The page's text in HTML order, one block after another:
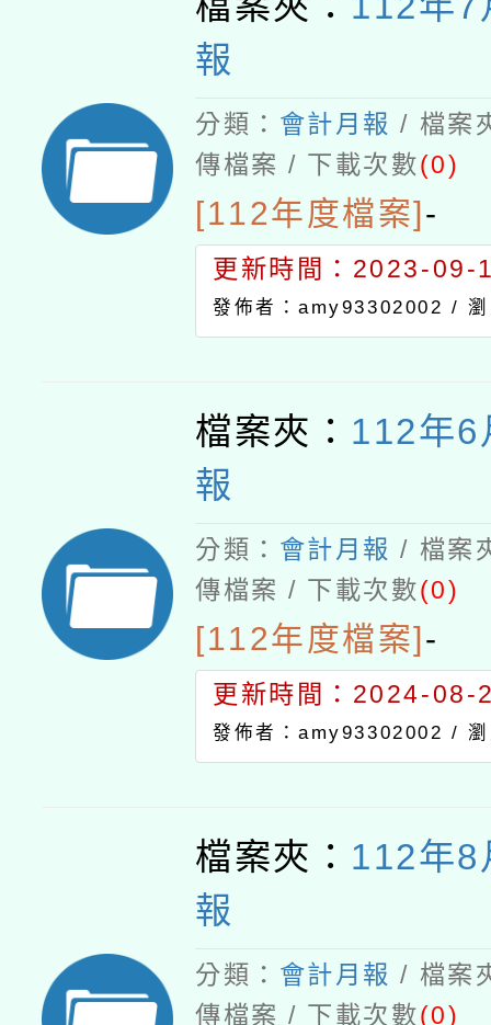
報
分類： 會計月報 / 檔案
傳檔案 / 下載次數(0)
[112年度檔案] -
更新時間：2023-09-
發佈者：amy93302002 /
檔案夾： 112年6
報
分類： 會計月報 / 檔案
傳檔案 / 下載次數(0)
[112年度檔案] -
更新時間：2024-08-
發佈者：amy93302002 /
檔案夾： 112年8
報
分類： 會計月報 / 檔案
傳檔案 / 下載次數(0)